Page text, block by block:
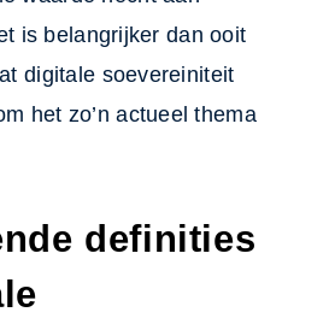
is belangrijker dan ooit
digitale soevereiniteit
het zo’n actueel thema
definities